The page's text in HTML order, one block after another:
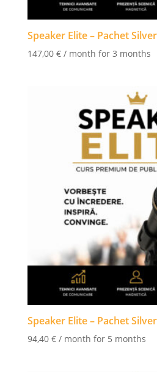
Speaker Elite – Pachet
147,00 € / month for 3 months
Speaker Elite – Pachet
94,40 € / month for 5 months